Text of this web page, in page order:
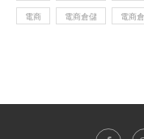
電商 電商倉儲 電商